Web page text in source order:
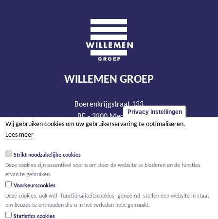
WILLEMEN GROEP
Boerenkrijgstraat 133
BE - 2800 Mechelen
tel +32 15 569 965
BTW BE 0466.256.432
Privacy instellingen
Wij gebruiken cookies om uw gebruikerservaring te optimaliseren.
Lees meer
Strikt noodzakelijke cookies
Deze cookies zijn essentieel voor u om door de website te bladeren en de functies
ervan te gebruiken.
Voorkeurscookies
Deze cookies, ook wel -functionaliteitscookies- genoemd, stellen een website in staat
om keuzes te onthouden die u in het verleden hebt gemaakt.
Statistics cookies